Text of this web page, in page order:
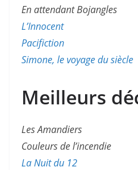
En attendant Bojangles
L’Innocent
Pacifiction
Simone, le voyage du siècle
Meilleurs
Les Amandiers
Couleurs de l’incendie
La Nuit du 12